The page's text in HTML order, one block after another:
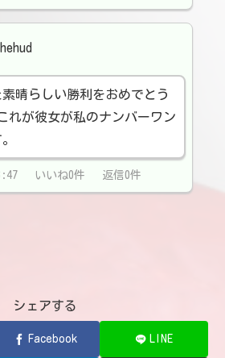
晴らしい勝利をおめでとう
れが彼女が私のナンバーワン
いいね0件 返信0件
シェアする
Facebook LINE